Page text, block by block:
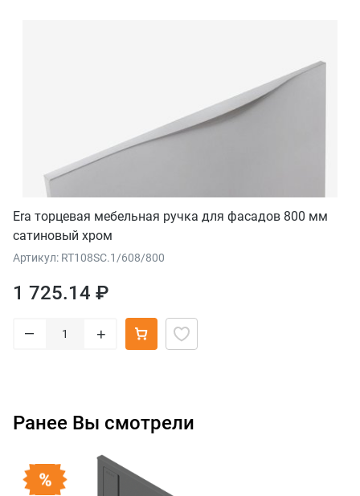
Era торцевая мебельная ручка для фасадов 800 мм
сатиновый хром
Артикул: RT108SC.1/608/800
1 725.14 ₽
– +
Ранее Вы смотрели